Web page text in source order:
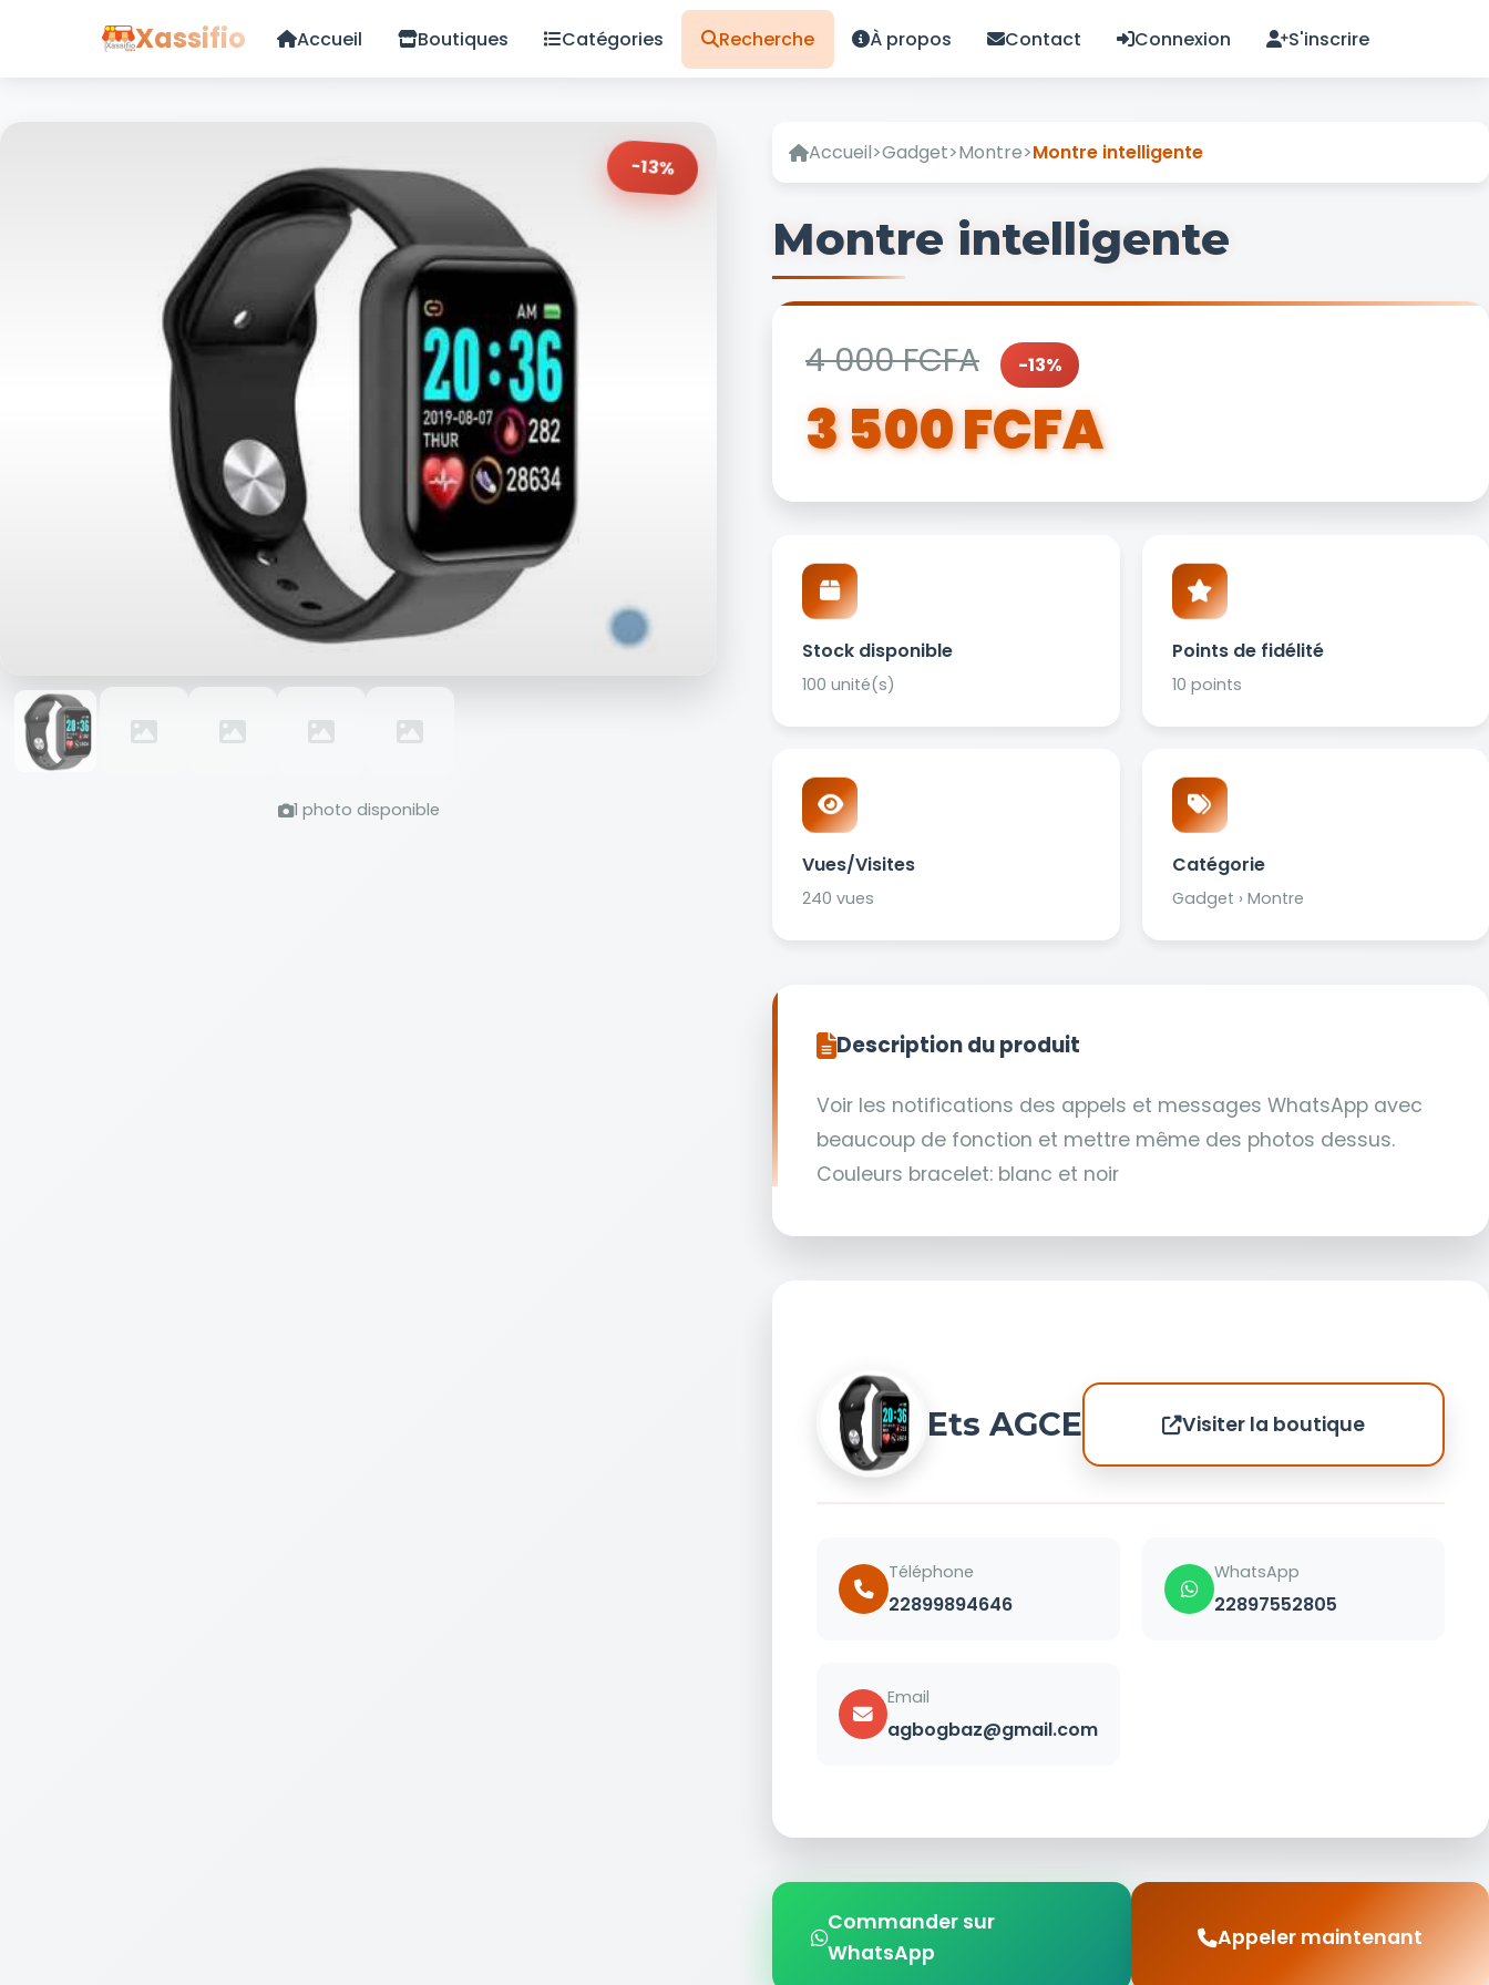
Xassifio Accueil Boutiques Catégories Recherche À propos Contact Connexion S'inscrire
-13%
1 photo disponible
Accueil>Gadget>Montre>Montre intelligente
Montre intelligente
4 000 FCFA -13%
3 500 FCFA
Stock disponible
100 unité(s)
Points de fidélité
10 points
Vues/Visites
240 vues
Catégorie
Gadget › Montre
Description du produit
Voir les notifications des appels et messages WhatsApp avec
beaucoup de fonction et mettre même des photos dessus.
Couleurs bracelet: blanc et noir
Ets AGCE Visiter la boutique
Téléphone
22899894646
WhatsApp
22897552805
Email
agbogbaz@gmail.com
Commander sur
WhatsApp
Appeler maintenant